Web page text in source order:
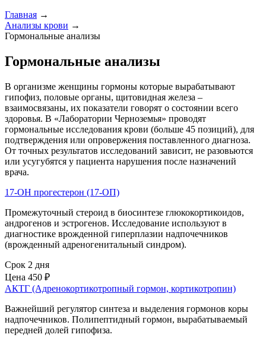
Главная →
Анализы крови →
Гормональные анализы
Гормональные анализы
В организме женщины гормоны которые вырабатывают
гипофиз, половые органы, щитовидная железа –
взаимосвязаны, их показатели говорят о состоянии всего
здоровья. В «Лаборатории Черноземья» проводят
гормональные исследования крови (больше 45 позиций), для
подтверждения или опровержения поставленного диагноза.
От точных результатов исследований зависит, не разовьются
или усугубятся у пациента нарушения после назначений
врача.
17-ОН прогестерон (17-ОП)
Промежуточный стероид в биосинтезе глюкокортикоидов,
андрогенов и эстрогенов. Исследование используют в
диагностике врожденной гиперплазии надпочечников
(врожденный адреногенитальный синдром).
Срок 2 дня
Цена 450 ₽
АКТГ (Адренокортикотропный гормон, кортикотропин)
Важнейший регулятор синтеза и выделения гормонов коры
надпочечников. Полипептидный гормон, вырабатываемый
передней долей гипофиза.